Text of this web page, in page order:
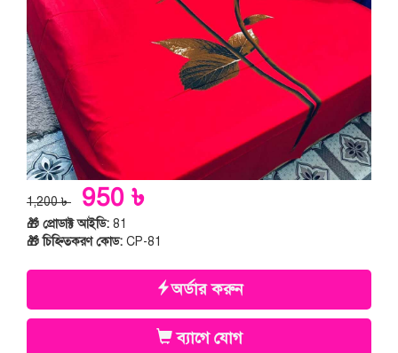
1,200 ৳ 950 ৳
🎁 প্রোডাক্ট আইডি: 81
🎁 চিহ্নিতকরণ কোড: CP-81
অর্ডার করুন
ব্যাগে যোগ